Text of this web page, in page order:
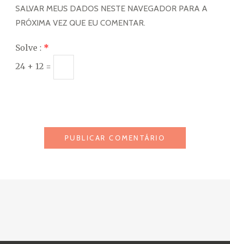
SALVAR MEUS DADOS NESTE NAVEGADOR PARA A
PRÓXIMA VEZ QUE EU COMENTAR.
Solve : *
24 + 12 =